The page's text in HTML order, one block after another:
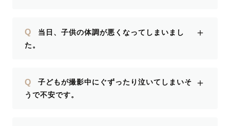
Q
当日、子供の体調が悪くなってしまいまし
た。
＋
Q
子どもが撮影中にぐずったり泣いてしまいそ
うで不安です。
＋